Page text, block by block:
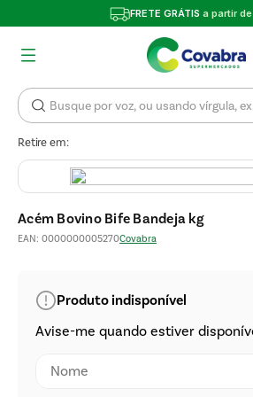
FRETE GRÁTIS a partir de
Retire em:
Acém Bovino Bife Bandeja kg
EAN: 0000000005270Covabra